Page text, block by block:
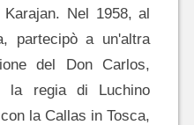
Nel 1958, al
partecipò a un'altra
del Don Carlos,
la regia di Luchino
la Callas in Tosca,